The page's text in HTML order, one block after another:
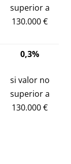
superior a
130.000 €
0,3%
si valor no
superior a
130.000 €